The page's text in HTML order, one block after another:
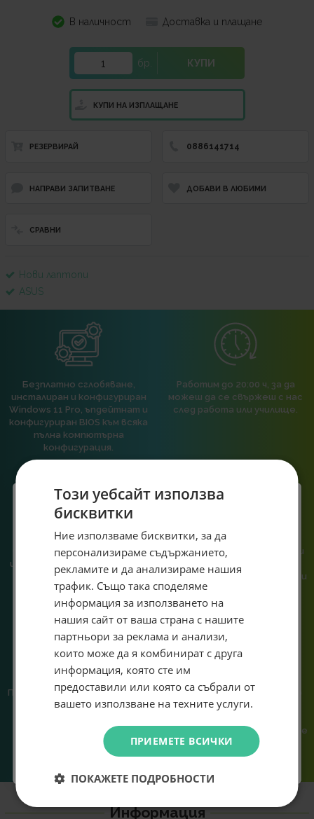
В наличност Доставка и плащане
бр. КУПИ
КУПИ НА ИЗПЛАЩАНЕ
РЕЗЕРВИРАЙ 0886141714
НАПРАВИ ЗАПИТВАНЕ ДОБАВИ В ЛЮБИМИ
СРАВНИ
Нови лаптопи
ASUS
Безплатно сглобяване,
инсталиран и конфигуриран
Windows 11 Pro, ъпдейтнат и
конфигуриран BIOS към всяка
пълна компютърна
конфигурация.
Работим до 20:00 ч, за да
можеш да се свържеш с нас
след работа или училище.
При нас говориш с реален
човек, не с чатбот, когато
имаш нужда от консултация
или справяне с проблем.
Сглобяваме, поддържаме и
обслужваме. Като магазин и
гарантираме бърза реакция и
познаване на твоята
система.
Предлагаме различни методи
на плащане, включително
криптовалута.
Ние сме малък екип и точно
затова поемаме лична
поръчка. Ако има проблем – не
го прехвърляме, а го
решаваме.
Информация
Този уебсайт използва
бисквитки
Ние използваме бисквитки, за да
персонализираме съдържанието,
рекламите и да анализираме нашия
трафик. Също така споделяме
информация за използването на
нашия сайт от ваша страна с нашите
партньори за реклама и анализи,
които може да я комбинират с друга
информация, която сте им
предоставили или която са събрали от
вашето използване на техните услуги.
ПРИЕМЕТЕ ВСИЧКИ
ПОКАЖЕТЕ ПОДРОБНОСТИ
Специален подарък за
теб!
Абонирай се за ексклузивни седмични оферти и
специални предложения само за теб като
въведеш само email адрес и получи отстъпка от
първата ти поръчка.
Email
Не искам подарък